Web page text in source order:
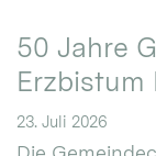
50 Jahre
Erzbistum
23. Juli 2026